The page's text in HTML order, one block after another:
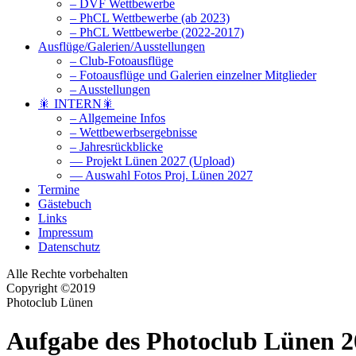
– DVF Wettbewerbe
– PhCL Wettbewerbe (ab 2023)
– PhCL Wettbewerbe (2022-2017)
Ausflüge/Galerien/Ausstellungen
– Club-Fotoausflüge
– Fotoausflüge und Galerien einzelner Mitglieder
– Ausstellungen
🎇 INTERN🎇
– Allgemeine Infos
– Wettbewerbsergebnisse
– Jahresrückblicke
— Projekt Lünen 2027 (Upload)
— Auswahl Fotos Proj. Lünen 2027
Termine
Gästebuch
Links
Impressum
Datenschutz
Alle Rechte vorbehalten
Copyright ©2019
Photoclub Lünen
Aufgabe des Photoclub Lünen